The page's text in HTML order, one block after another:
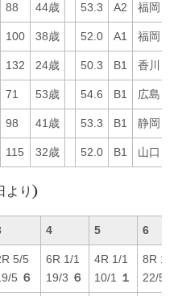
88 44歳 53.3 A2 福岡
100 38歳 52.0 A1 福岡
132 24歳 50.3 B1 香川
71 53歳 54.6 B1 広島
98 41歳 53.3 B1 静岡
115 32歳 52.0 B1 山口
より)
4 5 6
5/5
5 ６
6R 1/1
19/3 ６
4R 1/1
10/1
１
8R 1/1
22/5